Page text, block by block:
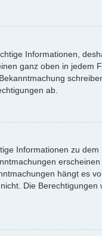
Informationen,
ganz oben in jedem
ab.
Informationen zu
hängt es
Die